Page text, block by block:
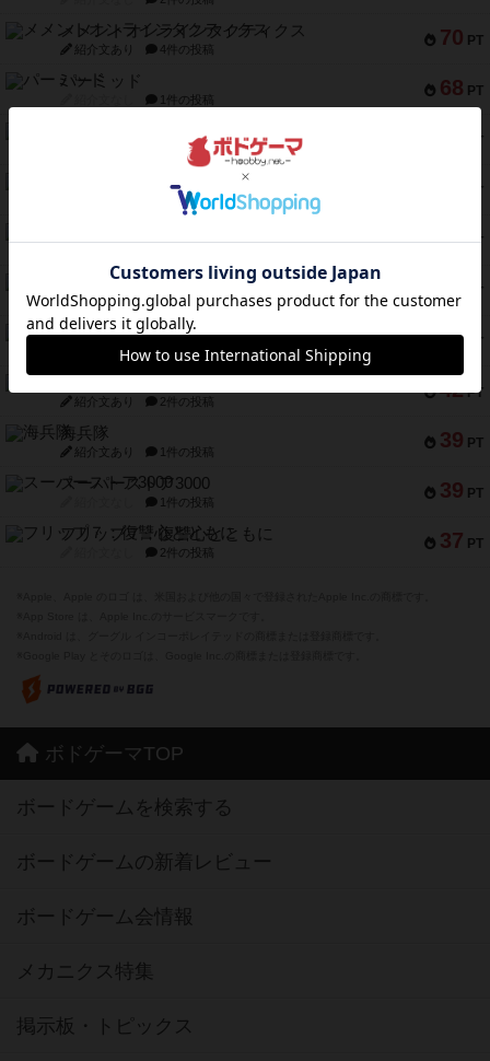
70 PT
メメントオンラインタクティクス
紹介文あり 4件の投稿
68 PT
パーミッド
1件の投稿
PT
1件の投稿
PT
セミファイナル ～お前はまだ生きている～
1件の投稿
52 PT
PT
クランク! ：冒険者たち（拡張）
紹介文あり 4件の投稿
42 PT
とうほうの！
紹介文なし 1件の投稿
42 PT
紹介文あり 2件の投稿
39 PT
海兵隊
紹介文あり 1件の投稿
39 PT
スーパーストア3000
1件の投稿
37 PT
フリップ７：復讐心とともに
2件の投稿
ボドゲーマTOP
ボードゲームを検索する
ボードゲームの新着レビュー
ボードゲーム会情報
メカニクス特集
掲示板・トピックス